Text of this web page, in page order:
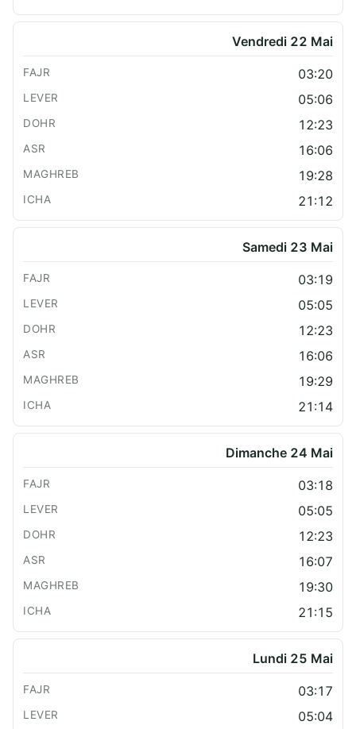
Vendredi 22 Mai
03:20
05:06
12:23
16:06
19:28
21:12
Samedi 23 Mai
03:19
05:05
12:23
16:06
19:29
21:14
Dimanche 24 Mai
03:18
05:05
12:23
16:07
19:30
21:15
Lundi 25 Mai
03:17
05:04